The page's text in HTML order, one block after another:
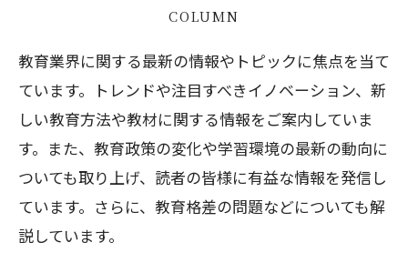
COLUMN
教育業界に関する最新の情報やトピックに焦点を当て
ています。トレンドや注目すべきイノベーション、新
しい教育方法や教材に関する情報をご案内していま
す。また、教育政策の変化や学習環境の最新の動向に
ついても取り上げ、読者の皆様に有益な情報を発信し
ています。さらに、教育格差の問題などについても解
説しています。